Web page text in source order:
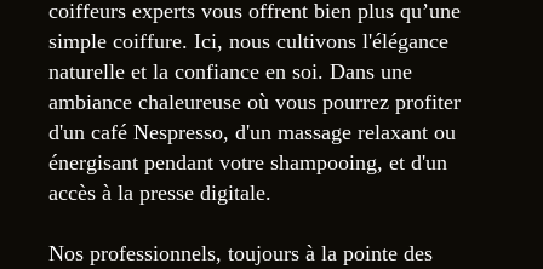
coiffeurs experts vous offrent bien plus qu’une
simple coiffure. Ici, nous cultivons l'élégance
naturelle et la confiance en soi. Dans une
ambiance chaleureuse où vous pourrez profiter
d'un café Nespresso, d'un massage relaxant ou
énergisant pendant votre shampooing, et d'un
accès à la presse digitale.
Nos professionnels, toujours à la pointe des